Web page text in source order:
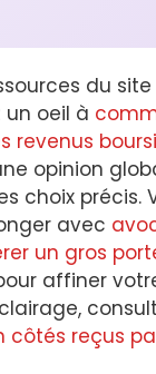
du
un oeil à
revenus
opinion
choix précis.
avec
un gros
affiner
côtés reçus